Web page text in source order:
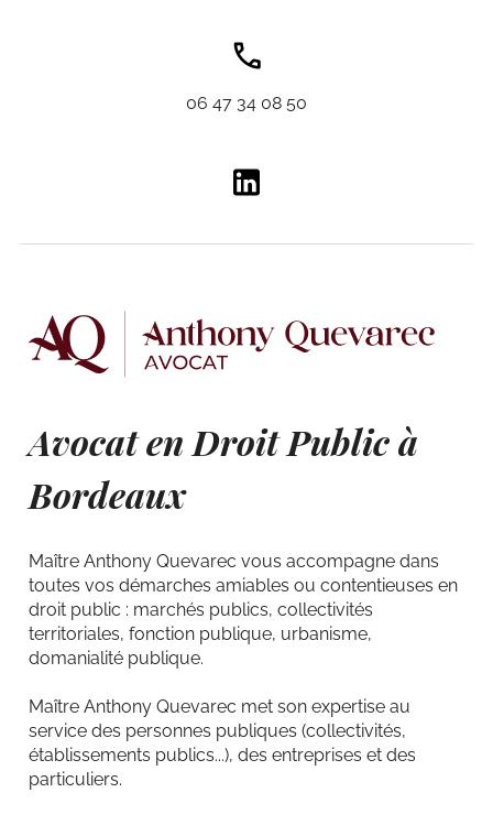
06 47 34 08 50
Avocat en Droit Public à
Bordeaux
Maître Anthony Quevarec vous accompagne dans
toutes vos démarches amiables ou contentieuses en
droit public : marchés publics, collectivités
territoriales, fonction publique, urbanisme,
domanialité publique.
Maître Anthony Quevarec met son expertise au
service des personnes publiques (collectivités,
établissements publics...), des entreprises et des
particuliers.